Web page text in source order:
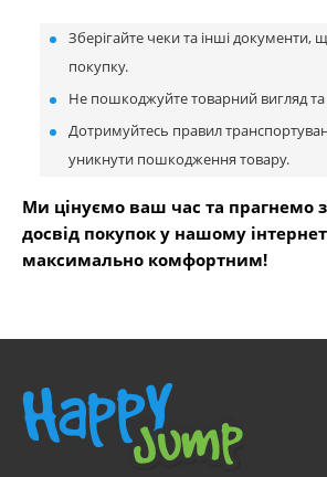
Зберігайте чеки та інші документи,
покупку.
Не пошкоджуйте товарний вигляд та
Дотримуйтесь правил
уникнути пошкодження товару.
Ми цінуємо ваш час та прагнемо
досвід покупок у нашому
максимально комфортним!